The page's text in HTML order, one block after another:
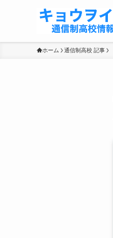
ホーム 通信制高校 記事